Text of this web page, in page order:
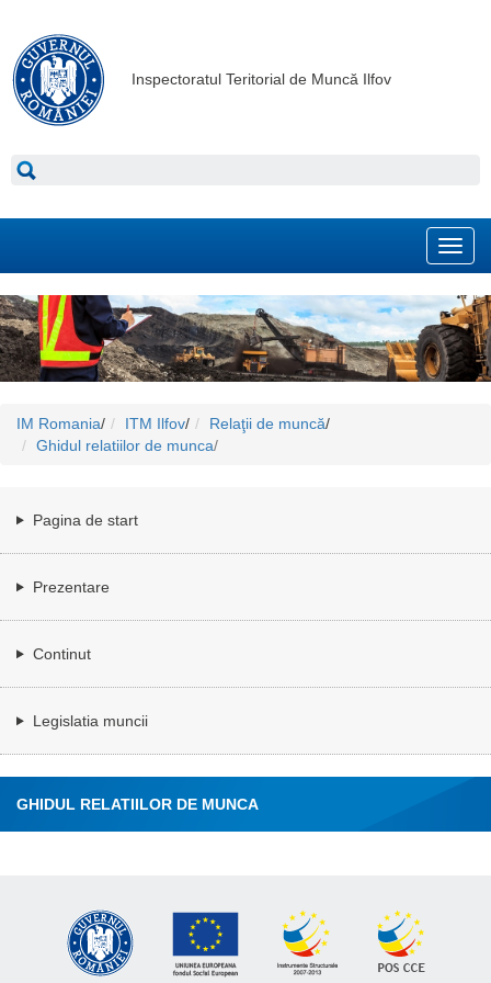
Inspectoratul Teritorial de Muncă Ilfov
IM Romania/ ITM Ilfov/ Relaţii de muncă/
Ghidul relatiilor de munca/
Pagina de start
Prezentare
Continut
Legislatia muncii
GHIDUL RELATIILOR DE MUNCA